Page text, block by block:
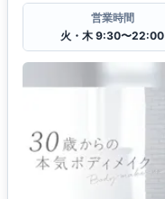
営業時間
火・木 9:30〜22:00